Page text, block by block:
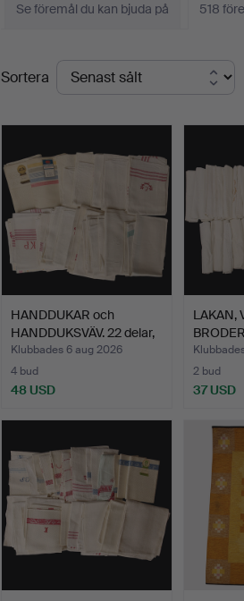
Se föremål du kan bjuda på
518
Slutpriser
Sortera
HANDDUKAR och
HANDDUKSVÄV. 22 delar,
linne…
Klubbades 6 aug 2026
4 bud
48 USD
LAKAN,
2 bud
37 USD